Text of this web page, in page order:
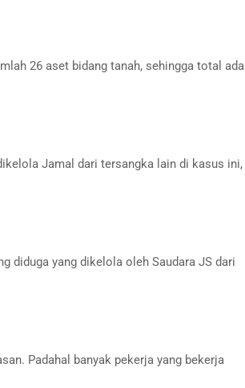
26 aset bidang tanah, sehingga total ada
Jamal dari tersangka lain di kasus ini,
diduga yang dikelola oleh Saudara JS dari
Padahal banyak pekerja yang bekerja